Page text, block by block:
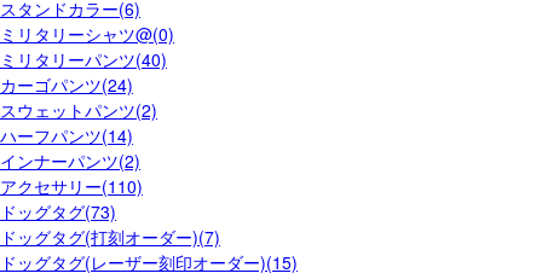
スタンドカラー(6)
ミリタリーシャツ@(0)
ミリタリーパンツ(40)
カーゴパンツ(24)
スウェットパンツ(2)
ハーフパンツ(14)
インナーパンツ(2)
アクセサリー(110)
ドッグタグ(73)
ドッグタグ(打刻オーダー)(7)
ドッグタグ(レーザー刻印オーダー)(15)